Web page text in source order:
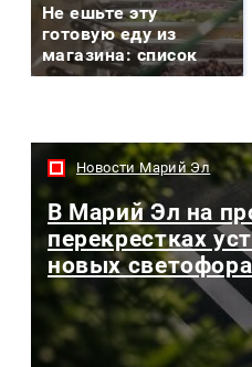
Не ешьте эту
готовую еду из
магазина: список
Новости Марий Эл
В Марий Эл на
перекрестках
новых светофора